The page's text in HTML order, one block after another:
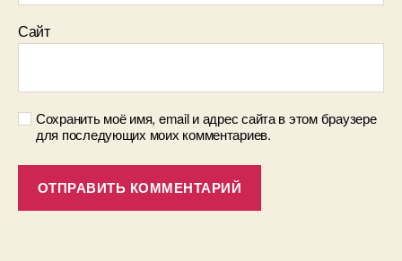
Сайт
Сохранить моё имя, email и адрес сайта в этом браузере
для последующих моих комментариев.